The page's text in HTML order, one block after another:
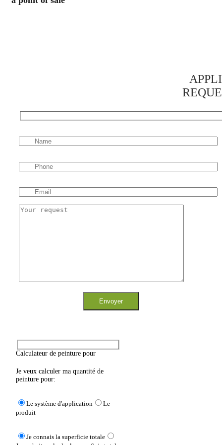
Calculateur de peinture pour
Je veux calculer ma quantité de
peinture pour:
Le système d'application
Le
produit
Je connais la superficie totale